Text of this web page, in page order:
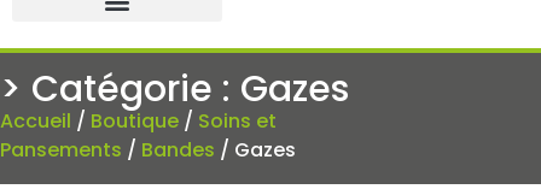
> Catégorie : Gazes
Accueil / Boutique / Soins et
Pansements / Bandes / Gazes